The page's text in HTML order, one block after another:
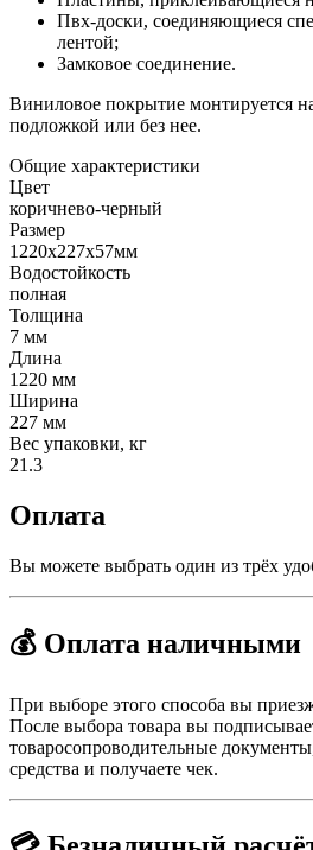
Пвх-доски, соединяющиеся
лентой;
Замковое соединение.
Виниловое покрытие монтируется
подложкой или без нее.
Общие характеристики
Цвет
коричнево-черный
Размер
1220x227x57мм
Водостойкость
полная
Толщина
7 мм
Длина
1220 мм
Ширина
227 мм
Вес упаковки, кг
21.3
Оплата
Вы можете выбрать один из трёх
💰 Оплата наличными
При выборе этого способа вы
После выбора товара вы
товаросопроводительные
средства и получаете чек.